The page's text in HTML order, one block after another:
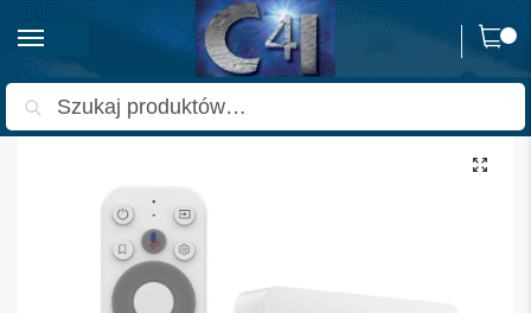
0
Strona główna Odtwarzacze multimedialne